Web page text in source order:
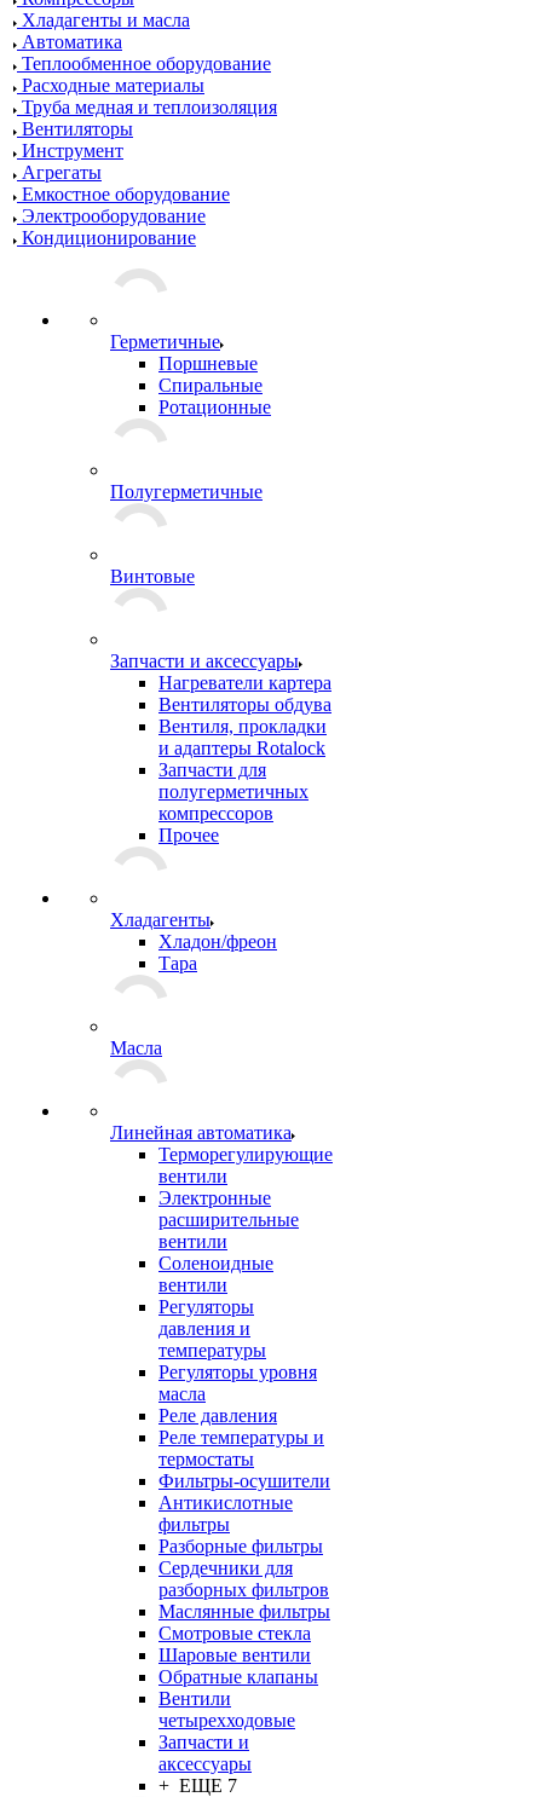
Хладагенты и масла
Автоматика
Теплообменное оборудование
Расходные материалы
Труба медная и теплоизоляция
Вентиляторы
Инструмент
Агрегаты
Емкостное оборудование
Электрооборудование
Кондиционирование
Герметичные
Поршневые
Спиральные
Ротационные
Полугерметичные
Винтовые
Запчасти и аксессуары
Нагреватели картера
Вентиляторы обдува
Вентиля, прокладки
и адаптеры Rotalock
Запчасти для
полугерметичных
компрессоров
Прочее
Хладагенты
Хладон/фреон
Тара
Масла
Линейная автоматика
Терморегулирующие
вентили
Электронные
расширительные
вентили
Соленоидные
вентили
Регуляторы
давления и
температуры
Регуляторы уровня
масла
Реле давления
Реле температуры и
термостаты
Фильтры-осушители
Антикислотные
фильтры
Разборные фильтры
Сердечники для
разборных фильтров
Маслянные фильтры
Смотровые стекла
Шаровые вентили
Обратные клапаны
Вентили
четырехходовые
Запчасти и
аксессуары
+ ЕЩЕ 7